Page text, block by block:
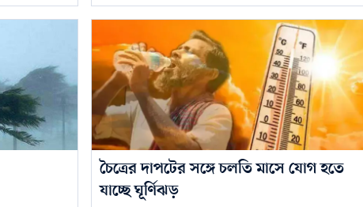
চৈত্রের দাপটের সঙ্গে চলতি মাসে যোগ হতে
যাচ্ছে ঘূর্ণিঝড়